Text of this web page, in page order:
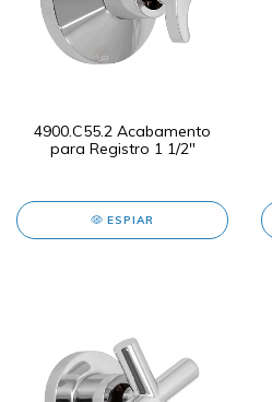
4900.C55.2 Acabamento
para Registro 1 1/2"
ESPIAR